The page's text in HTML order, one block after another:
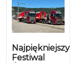
Najpiękniejszy
Festiwal